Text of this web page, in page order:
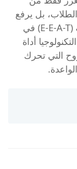
الطلاب، بل يرفع
مباشرة من قيمته المهنية ومصداقيته (E-E-A-T) في
أداة
التي تحرك